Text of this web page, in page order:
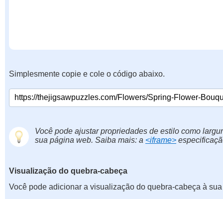
Simplesmente copie e cole o código abaixo.
Você pode ajustar propriedades de estilo como
sua página web. Saiba mais: a <iframe>
Visualização do quebra-cabeça
Você pode adicionar a visualização do quebra-cabeça à